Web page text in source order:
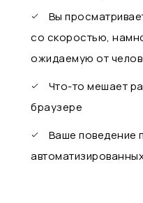
Вы
со скоростью,
ожидаемую от
Что-то мешает
браузере
Ваше поведение